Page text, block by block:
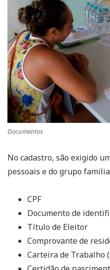
Documentos
No cadastro, são exigido
pessoais e do grupo
CPF
Documento de
Título de Eleitor
Comprovante de
Carteira de Trabalho